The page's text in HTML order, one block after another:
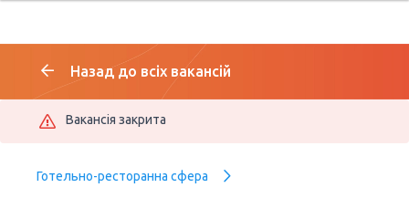
Назад до всіх вакансій
Вакансія закрита
Готельно-ресторанна сфера